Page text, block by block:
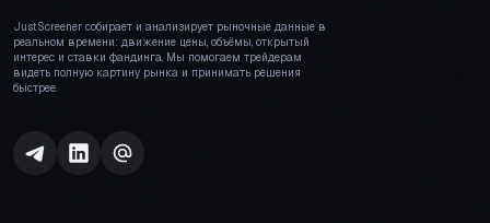
JustScreener собирает и анализирует рыночные данные в
реальном времени: движение цены, объёмы, открытый
интерес и ставки фандинга. Мы помогаем трейдерам
видеть полную картину рынка и принимать решения
быстрее.